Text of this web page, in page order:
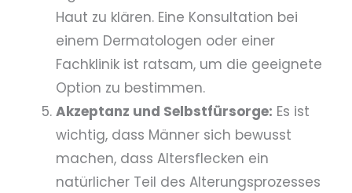
Haut zu klären. Eine Konsultation bei
einem Dermatologen oder einer
Fachklinik ist ratsam, um die geeignete
Option zu bestimmen.
Akzeptanz und Selbstfürsorge: Es ist
wichtig, dass Männer sich bewusst
machen, dass Altersflecken ein
natürlicher Teil des Alterungsprozesses